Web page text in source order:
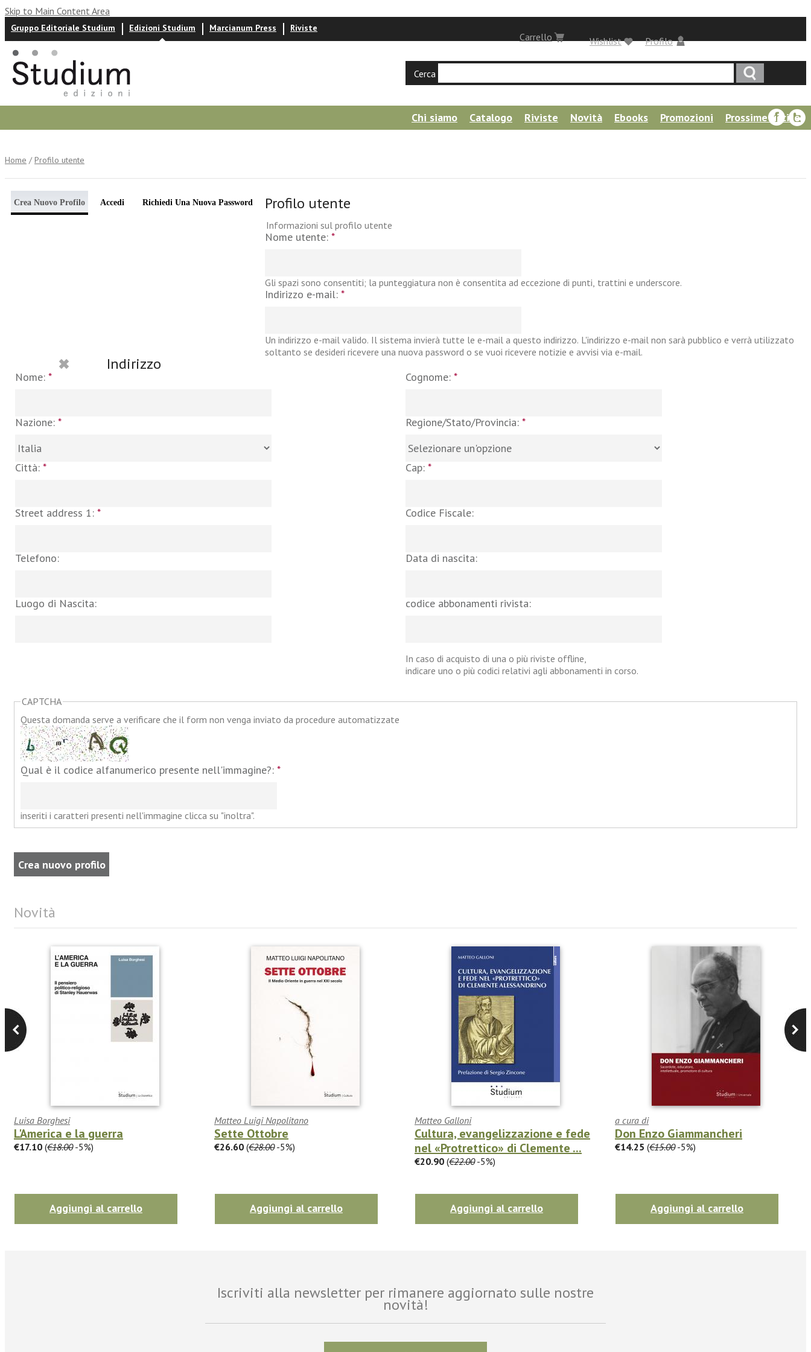
Skip to Main Content Area
Carrello
Gruppo Editoriale Studium Edizioni Studium Marcianum Press Riviste
Profilo
Wishlist
Cerca
Chi siamo Catalogo Riviste Novità Ebooks Promozioni
Prossime uscite
Home / Profilo utente
Crea Nuovo Profilo Accedi Richiedi Una Nuova Password Profilo utente
Informazioni sul profilo utente
Nome utente: *
Gli spazi sono consentiti; la punteggiatura non è consentita ad eccezione di punti, trattini e underscore.
Indirizzo e-mail: *
Un indirizzo e-mail valido. Il sistema invierà tutte le e-mail a questo indirizzo. L'indirizzo e-mail non sarà pubblico e verrà utilizzato
soltanto se desideri ricevere una nuova password o se vuoi ricevere notizie e avvisi via e-mail.
Indirizzo
Nome: * Cognome: *
Nazione: * Regione/Stato/Provincia: *
Città: * Cap: *
Street address 1: * Codice Fiscale:
Telefono: Data di nascita:
Luogo di Nascita: codice abbonamenti rivista:
In caso di acquisto di una o più riviste offline,
indicare uno o più codici relativi agli abbonamenti in corso.
CAPTCHA
Questa domanda serve a verificare che il form non venga inviato da procedure automatizzate
Qual è il codice alfanumerico presente nell'immagine?: *
inseriti i caratteri presenti nell'immagine clicca su "inoltra".
Novità
Luisa Borghesi
L'America e la guerra
€17.10 (€18.00-5%)
Aggiungi al carrello
Matteo Luigi Napolitano
Sette Ottobre
€26.60 (€28.00-5%)
Aggiungi al carrello
Matteo Galloni
Cultura, evangelizzazione e fede
nel «Protrettico» di Clemente ...
€20.90 (€22.00-5%)
Aggiungi al carrello
a cura di
Don Enzo Giammancheri
€14.25 (€15.00-5%)
Aggiungi al carrello
Iscriviti alla newsletter per rimanere aggiornato sulle nostre
novità!